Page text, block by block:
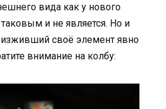
вида как у нового
и не является. Но и
изживший своё элемент явно
внимание на колбу: